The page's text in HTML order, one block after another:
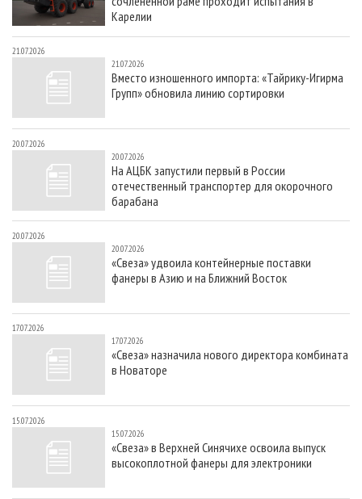
Карелии
21.07.2026
21.07.2026
Вместо изношенного импорта: «Тайрику-Игирма
Групп» обновила линию сортировки
20.07.2026
20.07.2026
На АЦБК запустили первый в России
отечественный транспортер для окорочного
барабана
20.07.2026
20.07.2026
«Свеза» удвоила контейнерные поставки
фанеры в Азию и на Ближний Восток
17.07.2026
17.07.2026
«Свеза» назначила нового директора комбината
в Новаторе
15.07.2026
15.07.2026
«Свеза» в Верхней Синячихе освоила выпуск
высокоплотной фанеры для электроники